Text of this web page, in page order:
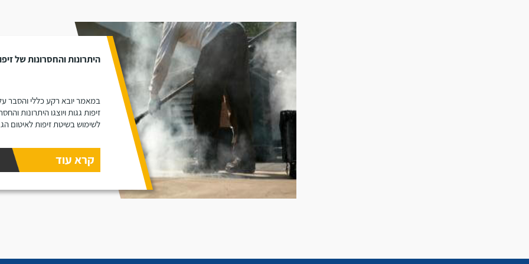
היתרונות והחסרונות של
במאמר יובא רקע כללי והסבר
זיפות גגות ויוצגו היתרונות
לשימוש בשיטת זיפות לאיטום
קרא עוד